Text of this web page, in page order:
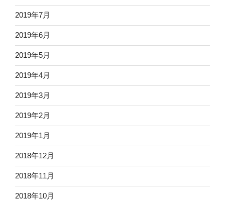
2019年7月
2019年6月
2019年5月
2019年4月
2019年3月
2019年2月
2019年1月
2018年12月
2018年11月
2018年10月